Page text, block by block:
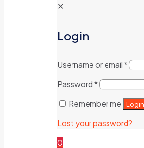
✕
Login
Username or email*
Password*
Remember me
Login
Lost your password?
0